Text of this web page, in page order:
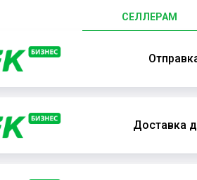
СЕЛЛЕРАМ
Доставка